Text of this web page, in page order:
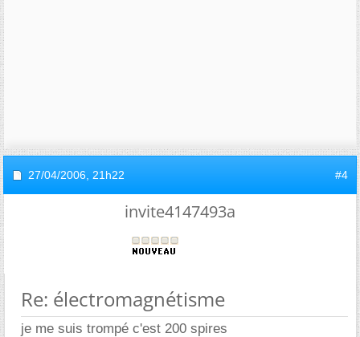
27/04/2006, 21h22 #4
invite4147493a
Re: électromagnétisme
je me suis trompé c'est 200 spires